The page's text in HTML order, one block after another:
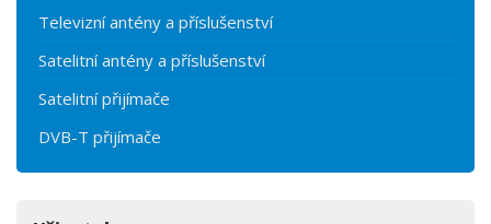
Televizní antény a příslušenství
Satelitní antény a příslušenství
Satelitní přijímače
DVB-T přijímače